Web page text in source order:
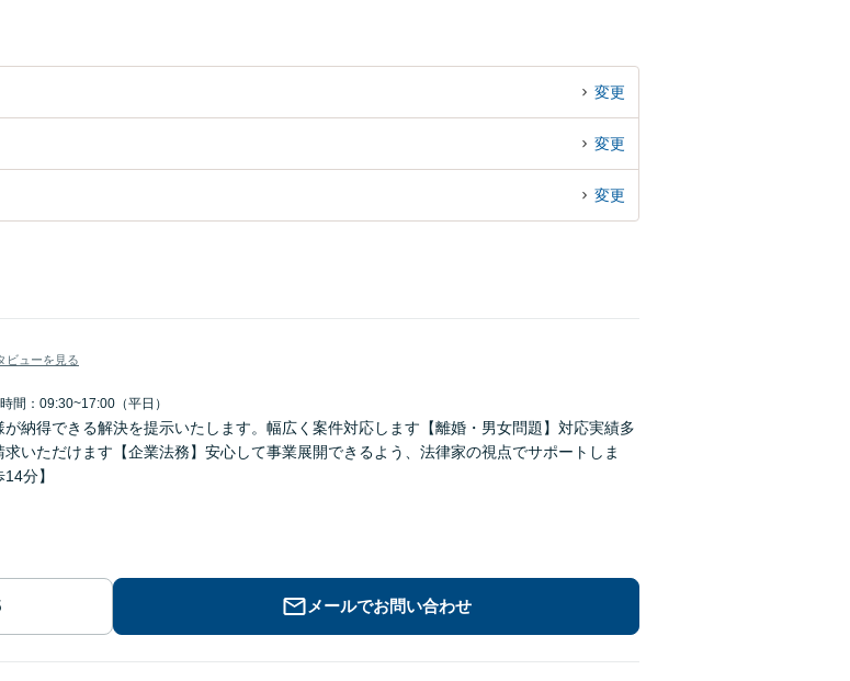
変更
変更
変更
ビューを見る
間：09:30~17:00（平日）
納得できる解決を提示いたします。幅広く案件対応します【離婚・男女問題】対応実績多
いただけます【企業法務】安心して事業展開できるよう、法律家の視点でサポートしま
分】
メールでお問い合わせ